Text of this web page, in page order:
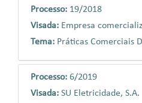
Processo: 19/2018
Visada: Empresa
Tema: Práticas Comerciais
Processo: 6/2019
Visada: SU Eletricidade, S.A.